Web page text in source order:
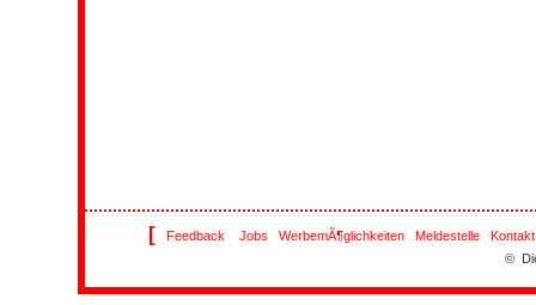
[ Feedback Jobs WerbemÃ¶glichkeiten Meldestelle
Kontakt
©